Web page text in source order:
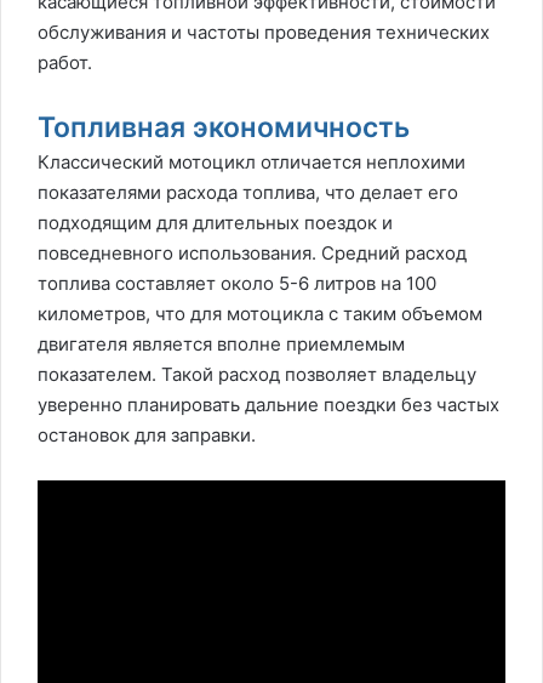
обслуживания и частоты проведения технических
работ.
Топливная экономичность
Классический мотоцикл отличается неплохими
показателями расхода топлива, что делает его
подходящим для длительных поездок и
повседневного использования. Средний расход
топлива составляет около 5-6 литров на 100
километров, что для мотоцикла с таким объемом
двигателя является вполне приемлемым
показателем. Такой расход позволяет владельцу
уверенно планировать дальние поездки без частых
остановок для заправки.